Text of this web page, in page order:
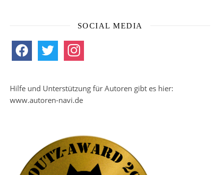
SOCIAL MEDIA
facebook twitter instagram
Hilfe und Unterstützung für Autoren gibt es hier:
www.autoren-navi.de